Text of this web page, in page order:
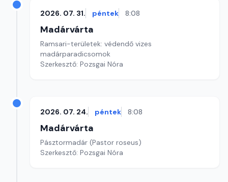
2026. 07. 31. péntek 8:08
Madárvárta
Ramsari-területek: védendő vizes
madárparadicsomok
Szerkesztő: Pozsgai Nóra
2026. 07. 24. péntek 8:08
Madárvárta
Pásztormadár (Pastor roseus)
Szerkesztő: Pozsgai Nóra